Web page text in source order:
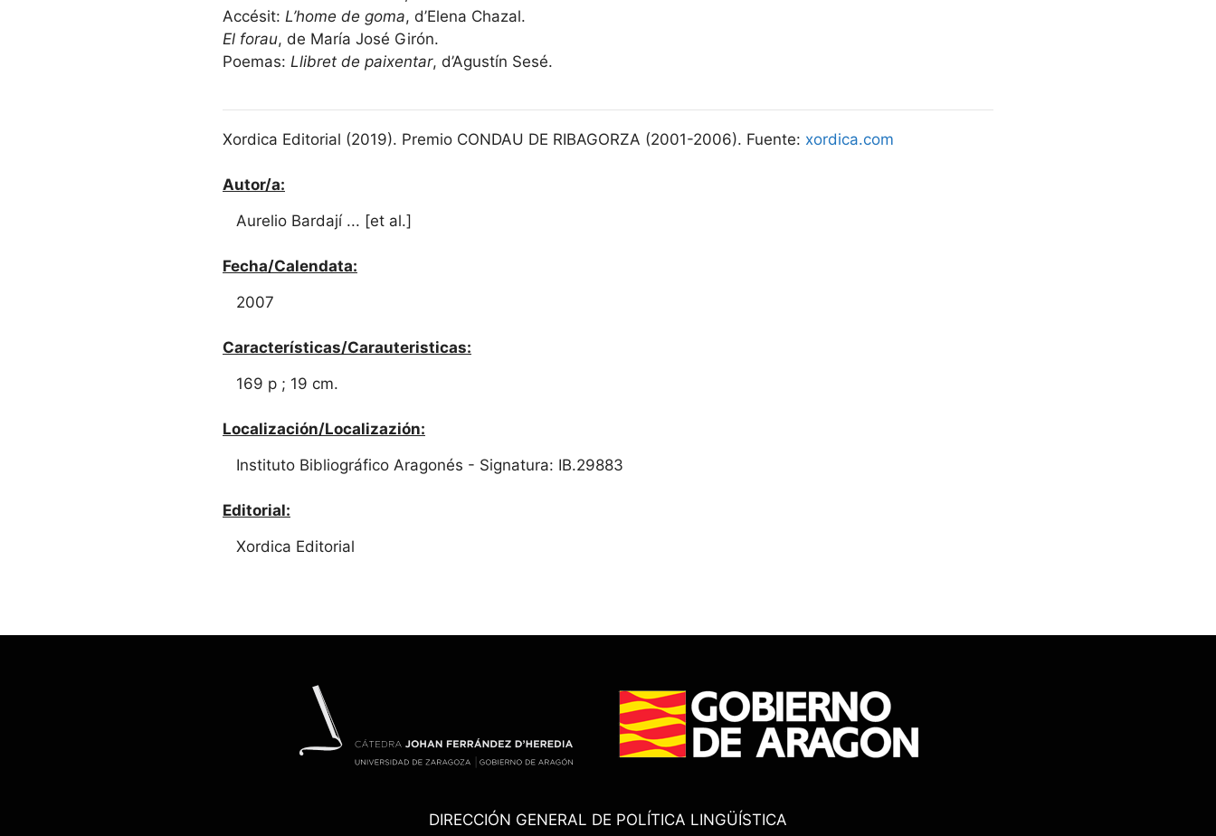
Accésit: L’home de goma, d’Elena Chazal.
El forau, de María José Girón.
Poemas: Llibret de paixentar, d’Agustín Sesé.
Xordica Editorial (2019). Premio CONDAU DE RIBAGORZA (2001-2006). Fuente: xordica.com
Autor/a:
Aurelio Bardají ... [et al.]
Fecha/Calendata:
2007
Características/Carauteristicas:
169 p ; 19 cm.
Localización/Localizazión:
Instituto Bibliográfico Aragonés - Signatura: IB.29883
Editorial:
Xordica Editorial
DIRECCIÓN GENERAL DE POLÍTICA LINGÜÍSTICA